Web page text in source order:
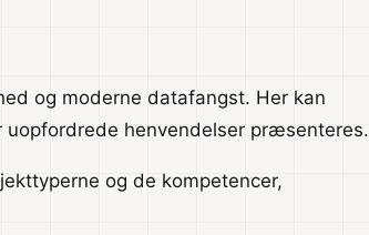
og moderne datafangst. Her kan
henvendelser præsenteres.
og de kompetencer,